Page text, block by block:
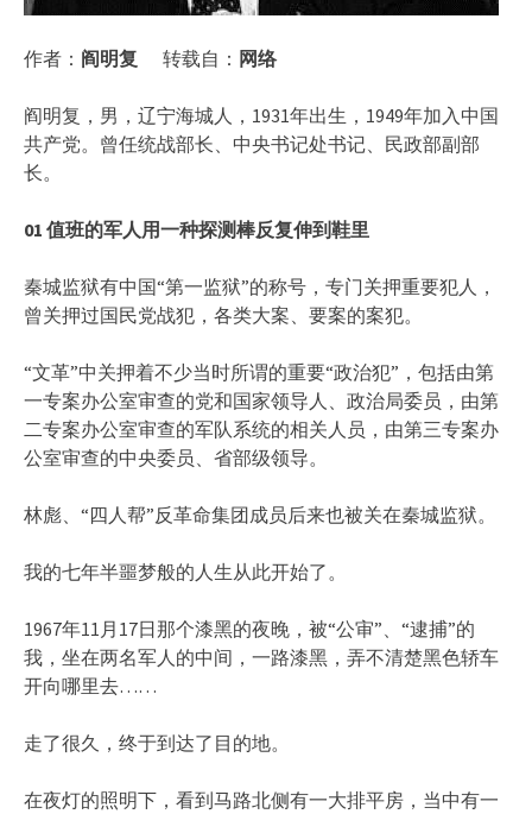
作者： 阎明复 转载自： 网络
阎明复，男，辽宁海城人，1931年出生，1949年加入中国
共产党。曾任统战部长、中央书记处书记、民政部副部
长。
01 值班的军人用一种探测棒反复伸到鞋里
秦城监狱有中国“第一监狱”的称号，专门关押重要犯人，
曾关押过国民党战犯，各类大案、要案的案犯。
“文革”中关押着不少当时所谓的重要“政治犯”，包括由第
一专案办公室审查的党和国家领导人、政治局委员，由第
二专案办公室审查的军队系统的相关人员，由第三专案办
公室审查的中央委员、省部级领导。
林彪、“四人帮”反革命集团成员后来也被关在秦城监狱。
我的七年半噩梦般的人生从此开始了。
1967年11月17日那个漆黑的夜晚，被“公审”、“逮捕”的
我，坐在两名军人的中间，一路漆黑，弄不清楚黑色轿车
开向哪里去……
走了很久，终于到达了目的地。
在夜灯的照明下，看到马路北侧有一大排平房，当中有一